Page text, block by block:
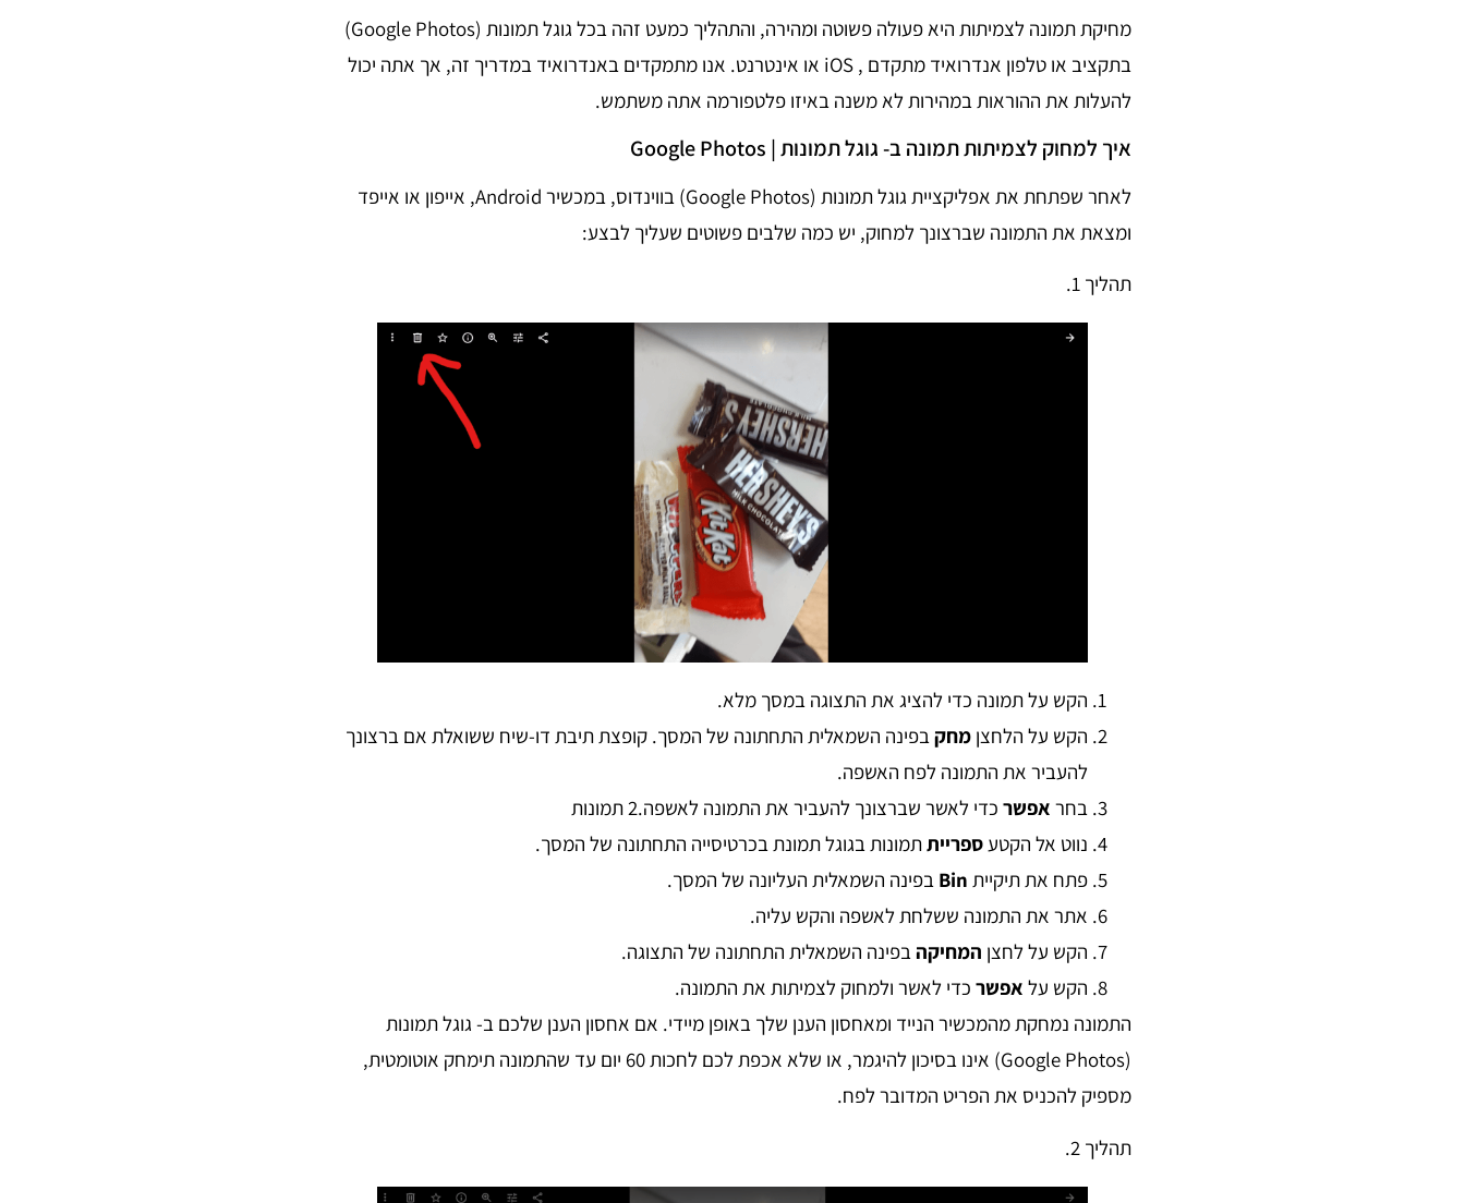
מחיקת תמונה לצמיתות היא פעולה פשוטה ומהירה, והתהליך כמעט זהה בכל גוגל תמונות (Google Photos)
בתקציב או טלפון אנדרואיד מתקדם , iOS או אינטרנט. אנו מתמקדים באנדרואיד במדריך זה, אך אתה יכול
להעלות את ההוראות במהירות לא משנה באיזו פלטפורמה אתה משתמש.
איך למחוק לצמיתות תמונה ב- גוגל תמונות | Google Photos
לאחר שפתחת את אפליקציית גוגל תמונות (Google Photos) בווינדוס, במכשיר Android, אייפון או אייפד
ומצאת את התמונה שברצונך למחוק, יש כמה שלבים פשוטים שעליך לבצע:
תהליך 1.
הקש על תמונה כדי להציג את התצוגה במסך מלא.
הקש על הלחצןמחקבפינה השמאלית התחתונה של המסך. קופצת תיבת דו-שיח ששואלת אם ברצונך
להעביר את התמונה לפח האשפה.
בחר אפשר כדי לאשר שברצונך להעביר את התמונה לאשפה.2 תמונות
נווט אל הקטעספרייתתמונות בגוגל תמונת בכרטיסייה התחתונה של המסך.
פתח את תיקיית Bin בפינה השמאלית העליונה של המסך.
אתר את התמונה ששלחת לאשפה והקש עליה.
הקש על לחצן המחיקהבפינה השמאלית התחתונה של התצוגה.
הקש על אפשר כדי לאשר ולמחוק לצמיתות את התמונה.
התמונה נמחקת מהמכשיר הנייד ומאחסון הענן שלך באופן מיידי. אם אחסון הענן שלכם ב- גוגל תמונות
(Google Photos) אינו בסיכון להיגמר, או שלא אכפת לכם לחכות 60 יום עד שהתמונה תימחק אוטומטית,
מספיק להכניס את הפריט המדובר לפח.
תהליך 2.